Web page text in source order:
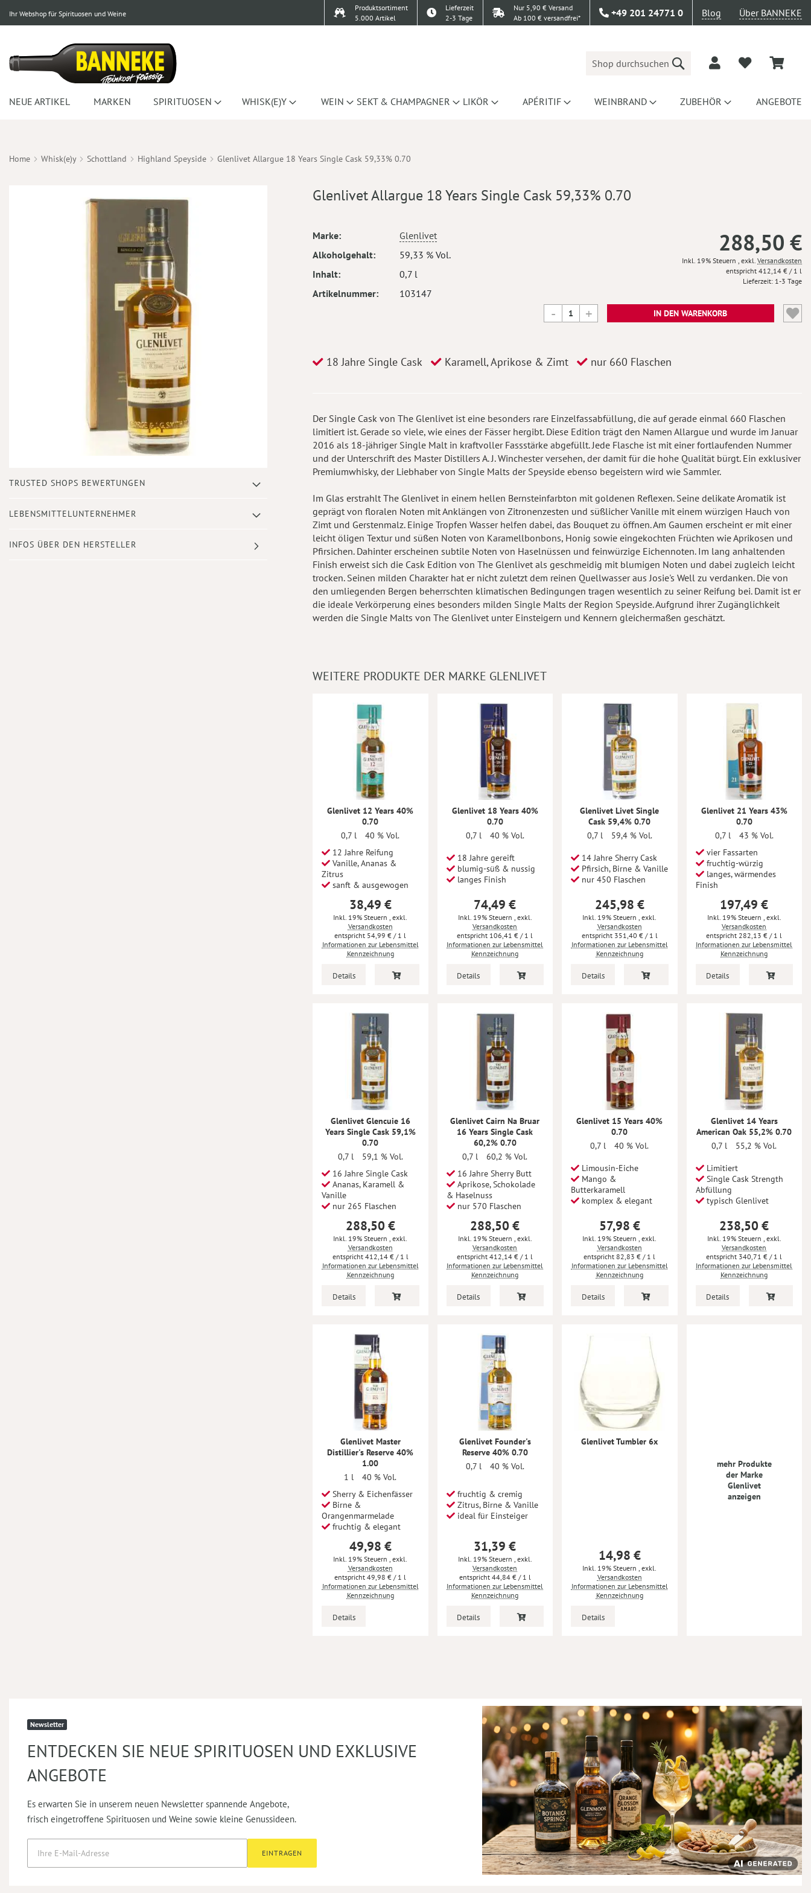
Ihr Webshop für Spirituosen und Weine
Produktsortiment
5.000 Artikel
Lieferzeit
2-3 Tage
Nur 5,90 € Versand
Ab 100 € versandfrei*
+49 201 24771 0 Blog Über BANNEKE
Suche
NEUE ARTIKEL MARKEN SPIRITUOSEN WHISK(E)Y WEIN SEKT & CHAMPAGNER LIKÖR APÉRITIF WEINBRAND ZUBEHÖR ANGEBOTE
Home Whisk(e)y Schottland Highland Speyside Glenlivet Allargue 18 Years Single Cask 59,33% 0.70
Anfang
Bildergalerie
TRUSTED SHOPS BEWERTUNGEN
LEBENSMITTELUNTERNEHMER
INFOS ÜBER DEN HERSTELLER
Glenlivet Allargue 18 Years Single Cask 59,33% 0.70
Mehr
Marke
Glenlivet
Alkoholgehalt
59,33 % Vol.
Inhalt
0,7 l
Artikelnummer
103147
288,50 €
Inkl. 19% Steuern , exkl. Versandkosten
412,14 € / 1 l
Lieferzeit 1-3 Tage
IN DEN WARENKORB
18 Jahre Single Cask Karamell, Aprikose & Zimt nur 660 Flaschen
Der Single Cask von The Glenlivet ist eine besonders rare Einzelfassabfüllung, die auf gerade einmal 660 Flaschen
limitiert ist. Gerade so viele, wie eines der Fässer hergibt. Diese Edition trägt den Namen Allargue und wurde im Januar
2016 als 18-jähriger Single Malt in kraftvoller Fassstärke abgefüllt. Jede Flasche ist mit einer fortlaufenden Nummer
und der Unterschrift des Master Distillers A. J. Winchester versehen, der damit für die hohe Qualität bürgt. Ein exklusiver
Premiumwhisky, der Liebhaber von Single Malts der Speyside ebenso begeistern wird wie Sammler.
Im Glas erstrahlt The Glenlivet in einem hellen Bernsteinfarbton mit goldenen Reflexen. Seine delikate Aromatik ist
geprägt von floralen Noten mit Anklängen von Zitronenzesten und süßlicher Vanille mit einem würzigen Hauch von
Zimt und Gerstenmalz. Einige Tropfen Wasser helfen dabei, das Bouquet zu öffnen. Am Gaumen erscheint er mit einer
leicht öligen Textur und süßen Noten von Karamellbonbons, Honig sowie eingekochten Früchten wie Aprikosen und
Pfirsichen. Dahinter erscheinen subtile Noten von Haselnüssen und feinwürzige Eichennoten. Im lang anhaltenden
Finish erweist sich die Cask Edition von The Glenlivet als geschmeidig mit blumigen Noten und dabei zugleich leicht
trocken. Seinen milden Charakter hat er nicht zuletzt dem reinen Quellwasser aus Josie's Well zu verdanken. Die von
den umliegenden Bergen beherrschten klimatischen Bedingungen tragen wesentlich zu seiner Reifung bei. Damit ist er
die ideale Verkörperung eines besonders milden Single Malts der Region Speyside. Aufgrund ihrer Zugänglichkeit
werden die Single Malts von The Glenlivet unter Einsteigern und Kennern gleichermaßen geschätzt.
WEITERE PRODUKTE DER MARKE GLENLIVET
Glenlivet 12 Years 40%
0.70
0,7 l
40 % Vol.
12 Jahre Reifung
Vanille, Ananas &
Zitrus
sanft & ausgewogen
38,49 €
Inkl. 19% Steuern, exkl.
Versandkosten
54,99 € / 1 l
Informationen zur Lebensmittel
Kennzeichnung
Details
Glenlivet 18 Years 40%
0.70
0,7 l
40 % Vol.
18 Jahre gereift
blumig-süß & nussig
langes Finish
74,49 €
Inkl. 19% Steuern , exkl.
Versandkosten
106,41 € / 1 l
Informationen zur Lebensmittel
Kennzeichnung
Details
Glenlivet Livet Single
Cask 59,4% 0.70
0,7 l
59,4 % Vol.
14 Jahre Sherry Cask
Pfirsich, Birne & Vanille
nur 450 Flaschen
245,98 €
Inkl. 19% Steuern, exkl.
Versandkosten
351,40 €/ 1 l
Informationen zur Lebensmittel
Kennzeichnung
Details
Glenlivet 21 Years 43%
0.70
0,7 l
43 % Vol.
vier Fassarten
fruchtig-würzig
langes, wärmendes
Finish
197,49 €
Inkl. 19% Steuern , exkl.
Versandkosten
282,13 € / 1 l
Informationen zur Lebensmittel
Kennzeichnung
Details
Glenlivet Glencuie 16
Years Single Cask 59,1%
0.70
0,7 l
59,1 % Vol.
16 Jahre Single Cask
Ananas, Karamell &
Vanille
nur 265 Flaschen
288,50 €
Inkl. 19% Steuern
exkl.
Versandkosten
412,14 € / 1 l
Informationen zur Lebensmittel
Kennzeichnung
Details
Glenlivet Cairn Na Bruar
16 Years Single Cask
60,2% 0.70
0,7 l
60,2 % Vol.
16 Jahre Sherry Butt
Aprikose, Schokolade
& Haselnuss
nur 570 Flaschen
288,50 €
Inkl. 19% Steuern exkl.
Versandkosten
412,14 € / 1 l
Informationen zur Lebensmittel
Kennzeichnung
Details
Glenlivet 15 Years 40%
0.70
0,7 l
40 % Vol.
Limousin-Eiche
Mango &
Butterkaramell
komplex & elegant
57,98 €
Inkl. 19% Steuern
exkl.
Versandkosten
82,83 € / 1 l
Informationen zur Lebensmittel
Kennzeichnung
Details
Glenlivet 14 Years
American Oak 55,2% 0.70
0,7 l
55,2 % Vol.
Limitiert
Single Cask Strength
Abfüllung
typisch Glenlivet
238,50 €
Inkl. 19% Steuern exkl.
Versandkosten
340,71 € / 1 l
Informationen zur Lebensmittel
Kennzeichnung
Details
Glenlivet Master
Distillier's Reserve 40%
1.00
1 l
40 % Vol.
Sherry & Eichenfässer
Birne &
Orangenmarmelade
fruchtig & elegant
49,98 €
Inkl. 19% Steuern, exkl.
Versandkosten
49,98 € / 1 l
Informationen zur Lebensmittel
Kennzeichnung
Details
Glenlivet Founder's
Reserve 40% 0.70
0,7 l
40 % Vol.
fruchtig & cremig
Zitrus, Birne & Vanille
ideal für Einsteiger
31,39 €
Inkl. 19% Steuern , exkl.
Versandkosten
44,84 €/ 1 l
Informationen zur Lebensmittel
Kennzeichnung
Details
Glenlivet Tumbler 6x
14,98 €
Inkl. 19% Steuern, exkl.
Versandkosten
Informationen zur Lebensmittel
Kennzeichnung
Details
mehr Produkte
der Marke
Glenlivet
anzeigen
Newsletter
ENTDECKEN SIE NEUE SPIRITUOSEN UND EXKLUSIVE
ANGEBOTE
Es erwarten Sie in unserem neuen Newsletter spannende Angebote,
frisch eingetroffene Spirituosen und Weine sowie kleine Genussideen.
EINTRAGEN